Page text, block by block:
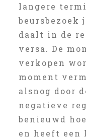
langere
beursbezoek
daalt in de
versa. De
verkopen
moment
alsnog door
negatieve
benieuwd
en heeft een